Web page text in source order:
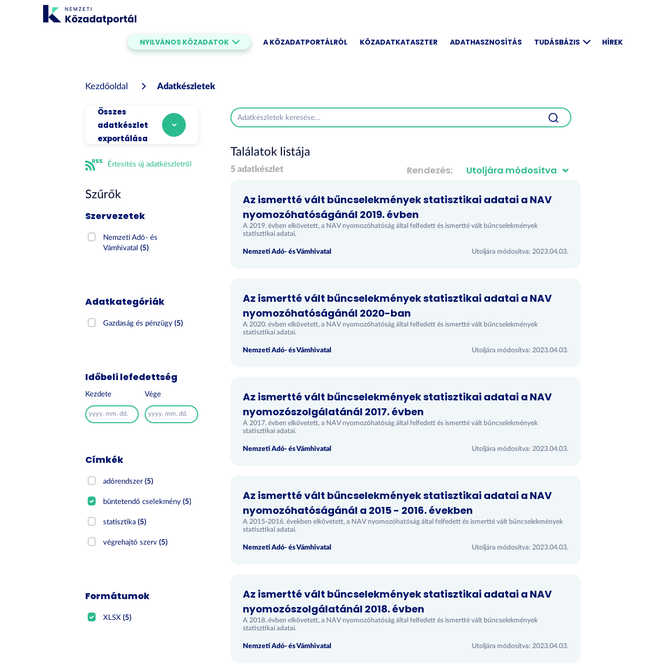
NYILVÁNOS KÖZADATOK A KÖZADATPORTÁLRÓL KÖZADATKATASZTER ADATHASZNOSÍTÁS TUDÁSBÁZIS HÍREK
Kezdőoldal Adatkészletek
Összes
adatkészlet
exportálása
Értesítés új adatkészletről
Szűrők
Szervezetek
Nemzeti Adó- és
Vámhivatal(5)
Adatkategóriák
Gazdaság és pénzügy(5)
Időbeli lefedettség
Kezdete Vége
Címkék
adórendszer(5)
büntetendő cselekmény(5)
statisztika(5)
végrehajtó szerv(5)
Formátumok
XLSX(5)
Rendezés
Találatok listája
5 adatkészlet
Az ismertté vált bűncselekmények statisztikai adatai a NAV
nyomozóhatóságánál 2019. évben
A 2019. évben elkövetett, a NAV nyomozóhatóság által felfedett és ismertté vált bűncselekmények
statisztikai adatai.
Nemzeti Adó- és Vámhivatal Utoljára módosítva: 2023.04.03.
Az ismertté vált bűncselekmények statisztikai adatai a NAV
nyomozóhatóságánál 2020-ban
A 2020. évben elkövetett, a NAV nyomozóhatóság által felfedett és ismertté vált bűncselekmények
statisztikai adatai.
Nemzeti Adó- és Vámhivatal Utoljára módosítva: 2023.04.03.
Az ismertté vált bűncselekmények statisztikai adatai a NAV
nyomozószolgálatánál 2017. évben
A 2017. évben elkövetett, a NAV nyomozóhatóság által felfedett és ismertté vált bűncselekmények
statisztikai adatai.
Nemzeti Adó- és Vámhivatal Utoljára módosítva: 2023.04.03.
Az ismertté vált bűncselekmények statisztikai adatai a NAV
nyomozóhatóságánál a 2015 - 2016. években
A 2015-2016. években elkövetett, a NAV nyomozóhatóság által felfedett és ismertté vált bűncselekmények
statisztikai adatai.
Nemzeti Adó- és Vámhivatal Utoljára módosítva: 2023.04.03.
Az ismertté vált bűncselekmények statisztikai adatai a NAV
nyomozószolgálatánál 2018. évben
A 2018. évben elkövetett, a NAV nyomozóhatóság által felfedett és ismertté vált bűncselekmények
statisztikai adatai.
Nemzeti Adó- és Vámhivatal Utoljára módosítva: 2023.04.03.